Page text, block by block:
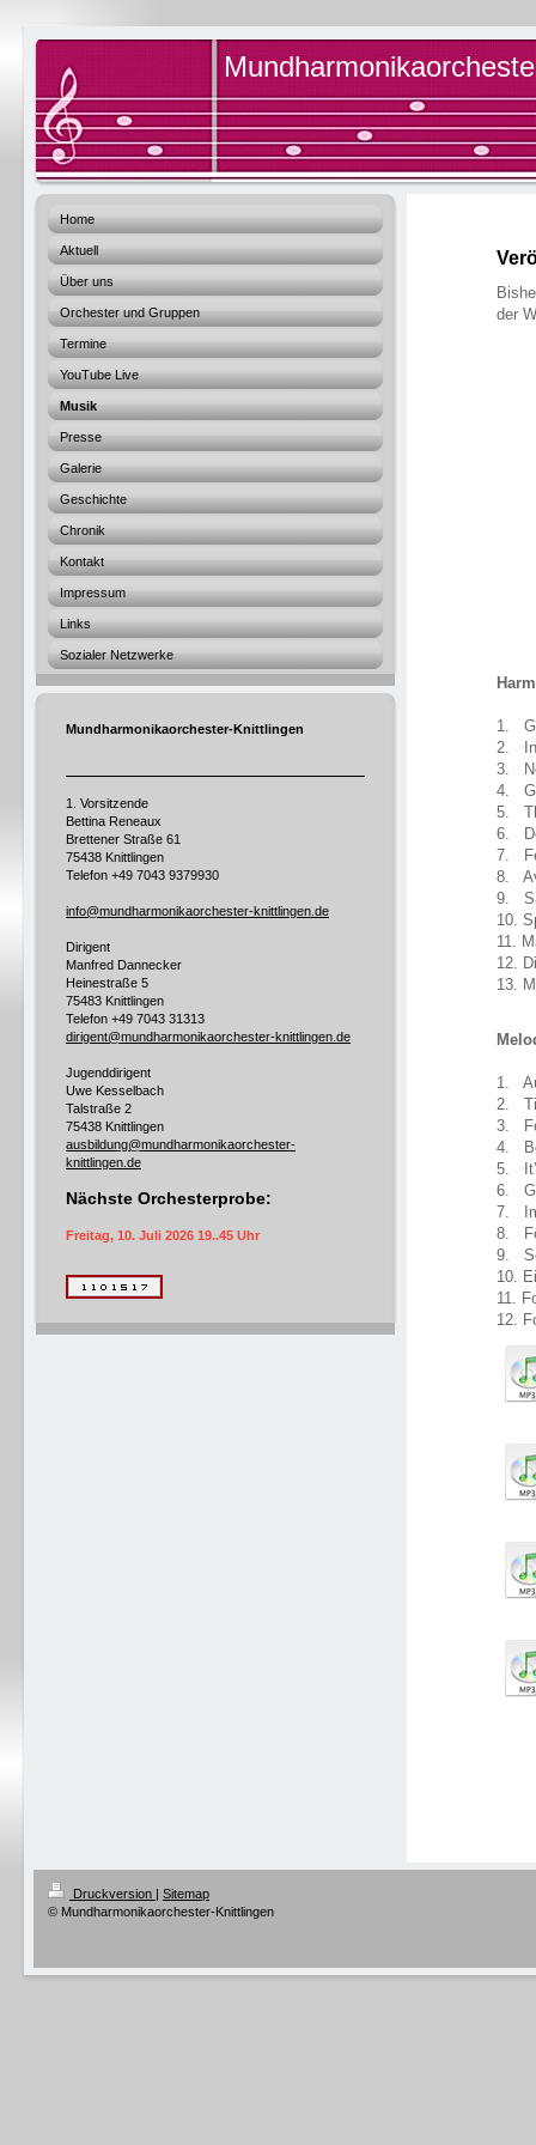
Home
Aktuell
Über uns
Orchester und Gruppen
Termine
YouTube Live
Musik
Presse
Galerie
Geschichte
Chronik
Kontakt
Impressum
Links
Sozialer Netzwerke
Mundharmonikaorchester-Knittlingen
1. Vorsitzende
Bettina Reneaux
Brettener Straße 61
75438 Knittlingen
Telefon +49 7043 9379930
info@mundharmonikaorchester-knittlingen.de
Dirigent
Manfred Dannecker
Heinestraße 5
75483 Knittlingen
Telefon +49 7043 31313
dirigent@mundharmonikaorchester-knittlingen.de
Jugenddirigent
Uwe Kesselbach
Talstraße 2
75438 Knittlingen
ausbildung@mundharmonikaorchester-
knittlingen.de
Nächste Orchesterprobe:
Freitag, 10. Juli 2026 19..45 Uhr
der
1.
2.
3.
4.
5.
6.
7.
8.
9.
10.
11.
12.
13.
1.
2.
3.
4.
5.
6.
7.
8.
9.
10.
11.
12.
Druckversion | Sitemap
© Mundharmonikaorchester-Knittlingen